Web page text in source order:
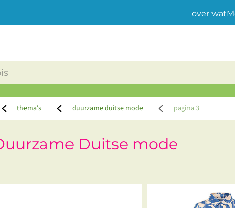
over
thema's duurzame duitse mode pagina 3
Duitse mode